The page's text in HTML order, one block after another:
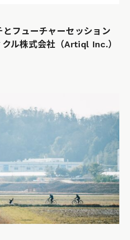
とフューチャーセッション
クル株式会社（Artiql Inc.）